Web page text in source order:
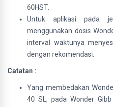
60HST.
Untuk aplikasi pada
menggunakan dosis
interval waktunya
dengan rekomendasi.
Catatan :
Yang membedakan
40 SL, pada Wonder